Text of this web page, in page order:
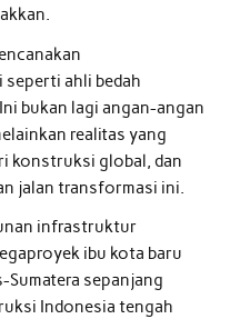
ahli bedah
bukan lagi angan-angan
realitas yang
konstruksi global, dan
jalan transformasi ini.
infrastruktur
ibu kota baru
Sumatera sepanjang
Indonesia tengah